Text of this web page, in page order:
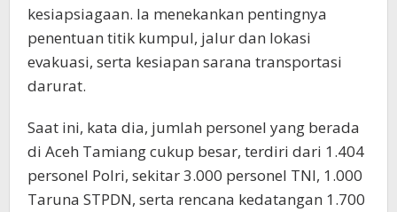
kesiapsiagaan. Ia menekankan pentingnya
penentuan titik kumpul, jalur dan lokasi
evakuasi, serta kesiapan sarana transportasi
darurat.
Saat ini, kata dia, jumlah personel yang berada
di Aceh Tamiang cukup besar, terdiri dari 1.404
personel Polri, sekitar 3.000 personel TNI, 1.000
Taruna STPDN, serta rencana kedatangan 1.700